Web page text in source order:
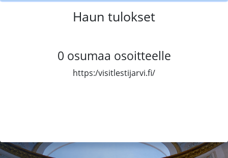
Haun tulokset
0 osumaa osoitteelle
https:/visitlestijarvi.fi/